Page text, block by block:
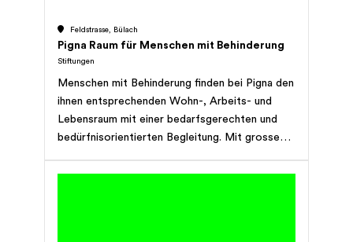
Feldstrasse, Bülach
Pigna Raum für Menschen mit Behinderung
Stiftungen
Menschen mit Behinderung finden bei Pigna den
ihnen entsprechenden Wohn-, Arbeits- und
Lebensraum mit einer bedarfsgerechten und
bedürfnisorientierten Begleitung. Mit grossem
stets darauf, die Lebensqualität der bei ihnen